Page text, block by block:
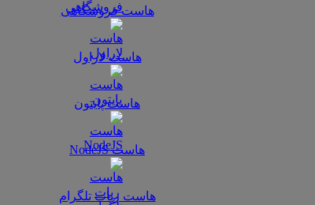
هاست فروشگاهی
هاست لاراول
هاست پایتون
هاست NodeJS
هاست ربات تلگرام